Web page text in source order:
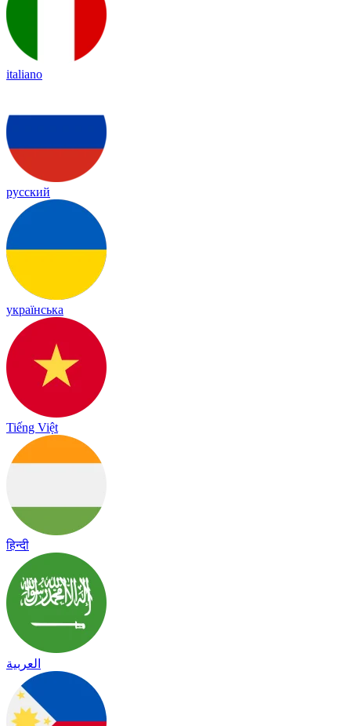
italiano
русский
українська
Tiếng Việt
हिन्दी
العربية